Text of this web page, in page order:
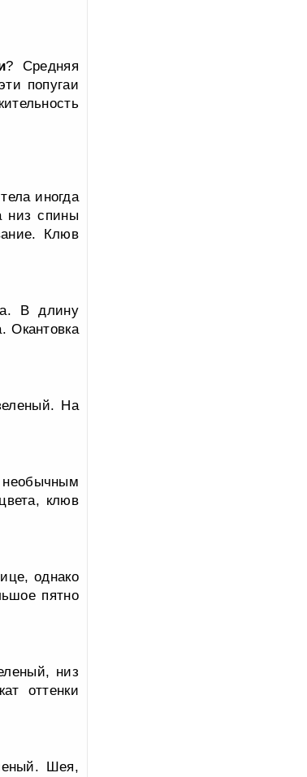
? Средняя
попугаи
иногда
низ спины
Клюв
В длину
Окантовка
На
клюв
однако
пятно
низ
оттенки
Шея,